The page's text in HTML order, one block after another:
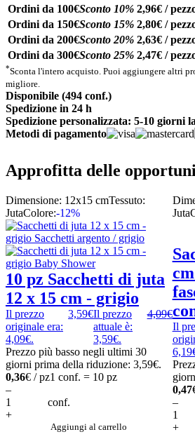
Ordini da 100€Sconto 10% 2,96€ /
Ordini da 150€Sconto 15% 2,80€ /
Ordini da 200€Sconto 20% 2,63€ /
Ordini da 300€Sconto 25% 2,47€ /
*Sconta l'intero acquisto. Puoi aggiungere altri
migliore.
Disponibile (494 conf.)
Spedizione in 24 h
Spedizione personalizzata: 5-10 giorni
Metodi di pagamento
Approfitta delle
Dimensione: 12x15 cmTessuto:
JutaColore:-12%
10 pz Sacchetti di juta
12 x 15 cm - grigio
4,09€
Il prezzo
originale era:
4,09€.
3,59€Il prezzo
attuale è:
3,59€.
Prezzo più basso negli ultimi 30
giorni prima della riduzione: 3,59€.
0,36€ / pz1 conf. = 10 pz
–
conf.
+
Aggiungi al carrello
Juta
Il
0,47
–
+